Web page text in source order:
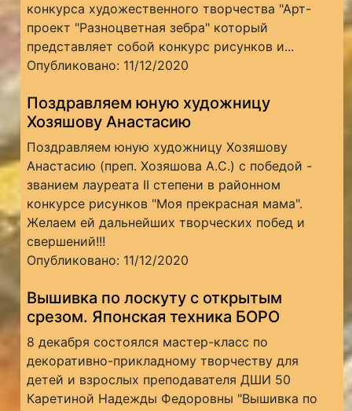
конкурса художественного творчества "Арт-
проект "Разноцветная зебра" который
представляет собой конкурс рисунков и...
Опубликовано: 11/12/2020
Поздравляем юную художницу
Хозяшову Анастасию
Поздравляем юную художницу Хозяшову
Анастасию (преп. Хозяшова А.С.) с победой -
званием лауреата II степени в районном
конкурсе рисунков "Моя прекрасная мама".
Желаем ей дальнейших творческих побед и
свершений!!!
Опубликовано: 11/12/2020
Вышивка по лоскуту с открытым
срезом. Японская техника БОРО
8 декабря состоялся мастер-класс по
декоративно-прикладному творчеству для
детей и взрослых преподавателя ДШИ 50
Каретиной Надежды Федоровны "Вышивка по